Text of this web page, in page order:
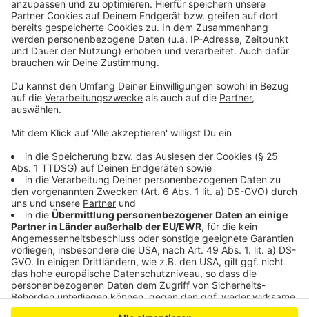
Anzeige
Campus Monheim: Bayer 04 Leverkusen im
Gespräch mit NABU
Leverkusens Sportanlagen sollen moderner werden
Nach Leichenfund in Leverkusen: Tatverdächtiger in U-
Haft
Anzeige
Anzeige